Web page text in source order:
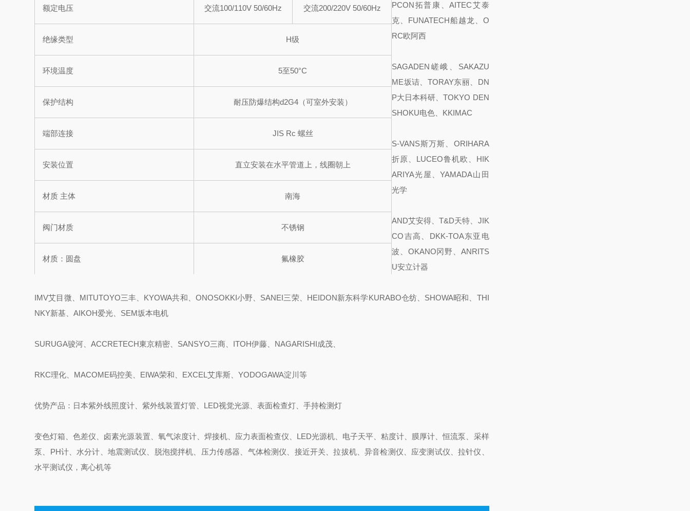
额定电压 交流100/110V 50/60Hz 交流200/220V 50/60Hz
绝缘类型 H级
环境温度 5至50°C
保护结构 耐压防爆结构d2G4（可室外安装）
端部连接 JIS Rc 螺丝
安装位置 直立安装在水平管道上，线圈朝上
材质 主体 南海
阀门材质 不锈钢
材质：圆盘 氟橡胶
PCON拓普康、AITEC艾泰
克、FUNATECH船越龙、O
RC欧阿西
SAGADEN嵯峨、SAKAZU
ME坂诘、TORAY东丽、DN
P大日本科研、TOKYO DEN
SHOKU电色、KKIMAC
S-VANS斯万斯、ORIHARA
折原、LUCEO鲁机欧、HIK
ARIYA光屋、YAMADA山田
光学
AND艾安得、T&D天特、JIK
CO吉高、DKK-TOA东亚电
波、OKANO冈野、ANRITS
U安立计器
IMV艾目微、MITUTOYO三丰、KYOWA共和、ONOSOKKI小野、SANEI三荣、HEIDON新东科学KURABO仓纺、SHOWA昭和、THI
NKY新基、AIKOH爱光、SEM坂本电机
SURUGA骏河、ACCRETECH東京精密、SANSYO三商、ITOH伊藤、NAGARISHI成茂、
RKC理化、MACOME码控美、EIWA荣和、EXCEL艾库斯、YODOGAWA淀川等
优势产品：日本紫外线照度计、紫外线装置灯管、LED视觉光源、表面检查灯、手持检测灯
变色灯箱、色差仪、卤素光源装置、氧气浓度计、焊接机、应力表面检查仪、LED光源机、电子天平、粘度计、膜厚计、恒流泵、采样
泵、PH计、水分计、地震测试仪、脱泡搅拌机、压力传感器、气体检测仪、接近开关、拉拔机、异音检测仪、应变测试仪、拉针仪、
水平测试仪，离心机等